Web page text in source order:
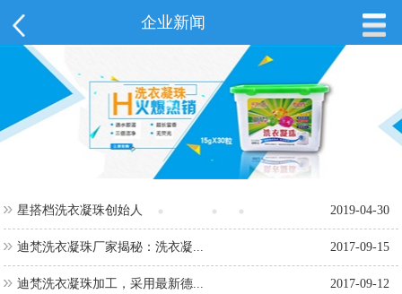
企业新闻
2019-04-30
星搭档洗衣凝珠创始人
2017-09-15
迪梵洗衣凝珠厂家揭秘：洗衣凝...
2017-09-12
迪梵洗衣凝珠加工，采用最新德...